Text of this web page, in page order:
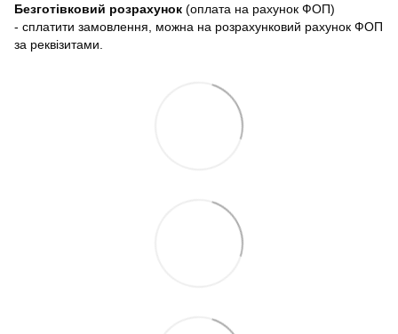
Безготівковий розрахунок (оплата на рахунок ФОП)
- сплатити замовлення, можна на розрахунковий рахунок ФОП
за реквізитами.